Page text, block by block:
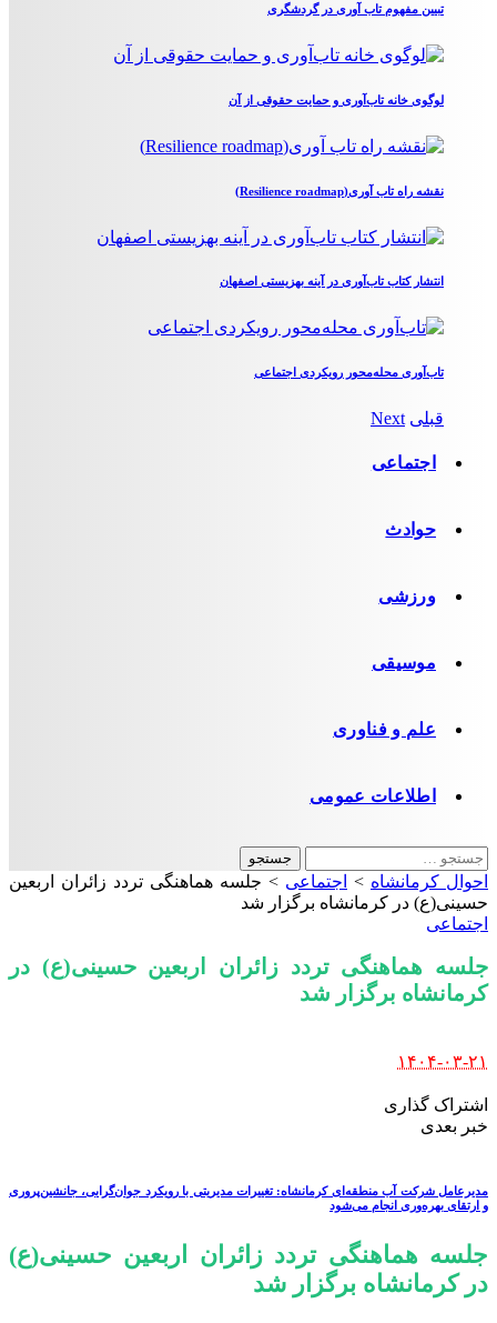
تبیین مفهوم تاب آوری در گردشگری
لوگوی خانه تاب‌آوری و حمایت حقوقی از آن
نقشه راه تاب آوری(Resilience roadmap)
انتشار کتاب تاب‌آوری در آینه بهزیستی اصفهان
تاب‌آوری محله‌محور رویکردی اجتماعی
قبلی Next
اجتماعی
حوادث
ورزشی
موسیقی
علم و فناوری
اطلاعات عمومی
جستجو
برای:
احوال کرمانشاه > اجتماعی > جلسه هماهنگی تردد زائران اربعین
حسینی(ع) در کرمانشاه برگزار شد
اجتماعی
جلسه هماهنگی تردد زائران اربعین حسینی(ع) در
کرمانشاه برگزار شد
by
۱۴۰۴-۰۳-۲۱
اشتراک گذاری
خبر بعدی
مدیرعامل شرکت آب منطقه‌ای کرمانشاه: تغییرات مدیریتی با رویکرد جوان‌گرایی، جانشین‌پروری
و ارتقای بهره‌وری انجام می‌شود
جلسه هماهنگی تردد زائران اربعین حسینی(ع)
در کرمانشاه برگزار شد